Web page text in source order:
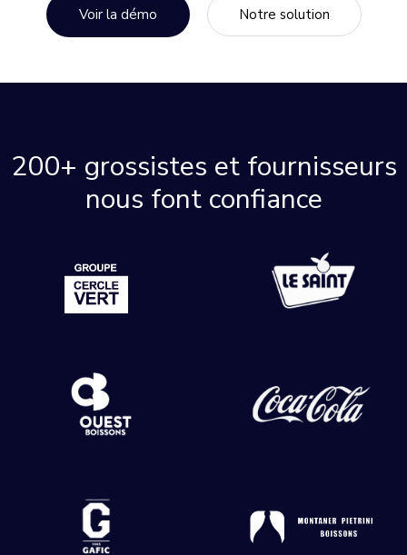
Voir la démo Notre solution
200+ grossistes et fournisseurs
nous font confiance